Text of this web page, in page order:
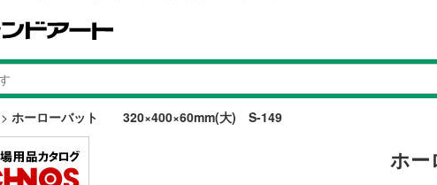
> ホーローバット 320×400×60mm(大) S-149
ホ